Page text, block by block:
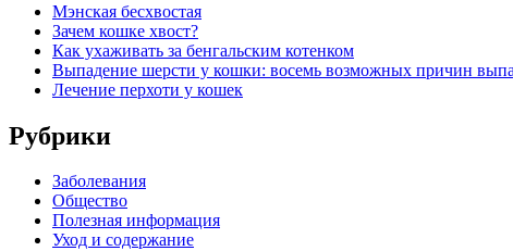
Мэнская бесхвостая
Зачем кошке хвост?
Как ухаживать за бенгальским котенком
Выпадение шерсти у кошки: восемь возможных причин
Лечение перхоти у кошек
Рубрики
Заболевания
Общество
Полезная информация
Уход и содержание